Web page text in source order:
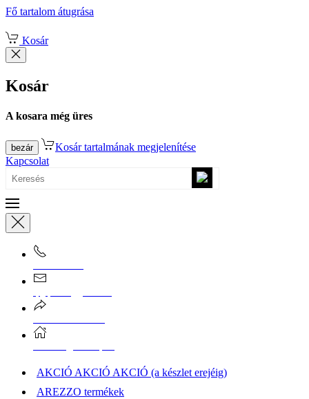
Fő tartalom átugrása
Kosár
Kosár
A kosara még üres
bezár
Kosár tartalmának megjelenítése
Kapcsolat
AKCIÓ AKCIÓ AKCIÓ (a készlet erejéig)
AREZZO termékek